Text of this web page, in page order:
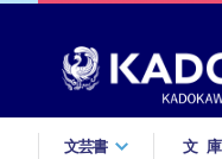
文芸書 文